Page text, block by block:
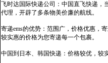
飞时达国际快递公司：中国直飞快递，
代理，开辟了多条物美价廉的航线。
寄递ems的优势：范围广，价格优惠，
较实惠的价格为您寄递每一个包裹。
中国到日本、韩国快递：价格较优，较